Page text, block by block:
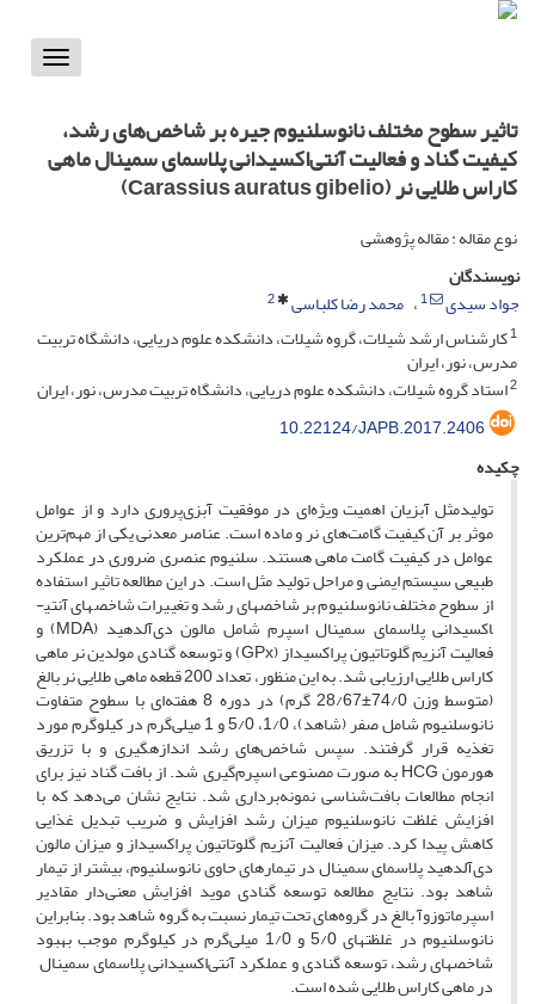
Toggle
تاثیر سطوح مختلف نانوسلنیوم جیره بر شاخص‌های رشد،
کیفیت گناد و فعالیت آنتی‌اکسیدانی پلاسمای سمینال ماهی
کاراس طلایی نر (Carassius auratus gibelio)
نوع مقاله : مقاله پژوهشی
نویسندگان
جواد سیدی
1 محمد رضا کلباسی
2
1کارشناس ارشد شیلات، گروه شیلات، دانشکده علوم دریایی، دانشگاه تربیت
مدرس، نور، ایران
2استاد گروه شیلات، دانشکده علوم دریایی، دانشگاه تربیت مدرس، نور، ایران
10.22124/JAPB.2017.2406
چکیده
تولیدمثل آبزیان اهمیت ویژه‌ای در موفقیت آبزی‌پروری دارد و از عوامل
موثر بر آن کیفیت گامت‌های نر و ماده است. عناصر معدنی یکی از مهم‌ترین
عوامل در کیفیت گامت ماهی هستند. سلنیوم عنصری ضروری در عملکرد
طبیعی سیستم ایمنی و مراحل تولید مثل است. در این مطالعه تاثیر استفاده
از سطوح مختلف نانوسلنیوم بر شاخص­های رشد و تغییرات شاخص­های آنتی­
اکسیدانی پلاسمای سمینال اسپرم شامل مالون دی‌آلدهید (MDA) و
فعالیت آنزیم گلوتاتیون پراکسیداز (GPx) و توسعه گنادی مولدین­ نر ماهی
کاراس طلایی ارزیابی شد. به این منظور، تعداد 200 قطعه ماهی طلایی نر بالغ
(متوسط وزن 74/0±28/67 گرم) در دوره 8 هفته‌ای با سطوح متفاوت
نانوسلنیوم شامل صفر (شاهد)، 1/0، 5/0 و 1 میلی‌گرم در کیلوگرم مورد
تغذیه قرار گرفتند. سپس شاخص‌های رشد اندازه­گیری و با تزریق
هورمون HCG به صورت مصنوعی اسپرم‌گیری شد. از بافت گناد نیز برای
انجام مطالعات بافت‌شناسی نمونه‌برداری شد. نتایج نشان می‌دهد که با
افزایش غلظت نانوسلنیوم میزان رشد افزایش و ضریب تبدیل غذایی
کاهش پیدا کرد. میزان فعالیت آنزیم گلوتاتیون پراکسیداز و میزان مالون
دی‌آلدهید پلاسمای سمینال در تیمار­های حاوی نانوسلنیوم، بیشتر از تیمار
شاهد بود. نتایج مطالعه توسعه گنادی موید افزایش معنی‌دار مقادیر
اسپرماتوزوآ بالغ در گروه‌های تحت تیمار نسبت به گروه شاهد بود. بنابراین
نانوسلنیوم در غلظت­های 5/0 و 1/0 میلی‌گرم در کیلوگرم موجب بهبود
شاخص­های رشد، توسعه گنادی و عملکرد آنتی‌اکسیدانی پلاسمای سمینال
در ماهی کاراس طلایی شده است.